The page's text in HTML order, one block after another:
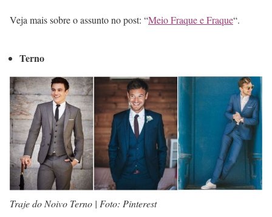
Veja mais sobre o assunto no post: “Meio Fraque e Fraque“.
Terno
Traje do Noivo Terno | Foto: Pinterest